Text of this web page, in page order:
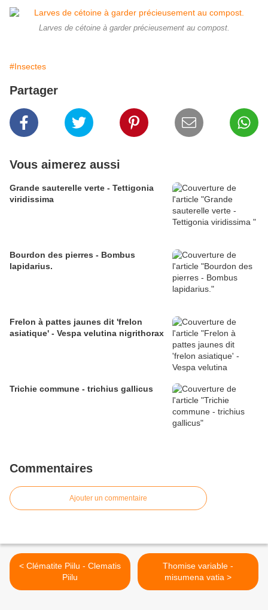
Larves de cétoine à garder précieusement au compost.
#Insectes
Partager
Vous aimerez aussi
Grande sauterelle verte - Tettigonia
viridissima
Bourdon des pierres - Bombus
lapidarius.
Frelon à pattes jaunes dit 'frelon
asiatique' - Vespa velutina nigrithorax
Trichie commune - trichius gallicus
Commentaires
Ajouter un commentaire
< Clématite Piilu - Clematis
Piilu
Thomise variable -
misumena vatia >